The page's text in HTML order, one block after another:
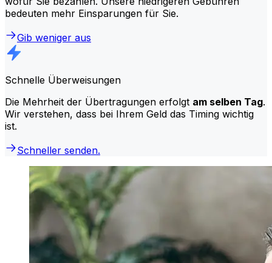
bedeuten mehr Einsparungen für Sie.
Gib weniger aus
Schnelle Überweisungen
Die Mehrheit der Übertragungen erfolgt am selben Tag.
Wir verstehen, dass bei Ihrem Geld das Timing wichtig
ist.
Schneller senden.